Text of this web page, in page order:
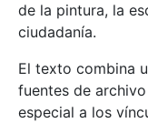
de la pintura, la
ciudadanía.
El texto combina
fuentes de
especial a los